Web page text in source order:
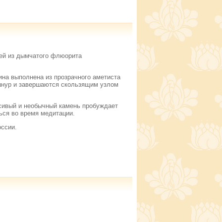
из дымчатого флюорита
выполнена из прозрачного аметиста
и завершаются скользящим узлом
и необычный камень пробуждает
во время медитации.